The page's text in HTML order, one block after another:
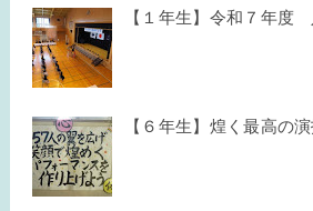
【１年生】令和７年度
【６年生】煌く最高の